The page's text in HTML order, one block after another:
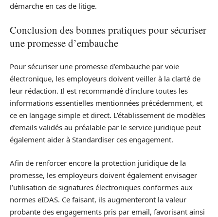
démarche en cas de litige.
Conclusion des bonnes pratiques pour sécuriser
une promesse d’embauche
Pour sécuriser une promesse d’embauche par voie
électronique, les employeurs doivent veiller à la clarté de
leur rédaction. Il est recommandé d’inclure toutes les
informations essentielles mentionnées précédemment, et
ce en langage simple et direct. L’établissement de modèles
d’emails validés au préalable par le service juridique peut
également aider à Standardiser ces engagement.
Afin de renforcer encore la protection juridique de la
promesse, les employeurs doivent également envisager
l’utilisation de signatures électroniques conformes aux
normes eIDAS. Ce faisant, ils augmenteront la valeur
probante des engagements pris par email, favorisant ainsi